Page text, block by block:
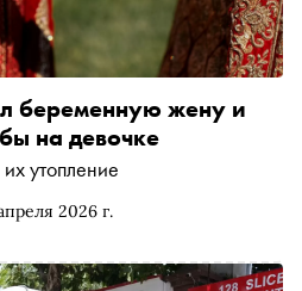
2026 г.
беременную жену и
на девочке
утопление